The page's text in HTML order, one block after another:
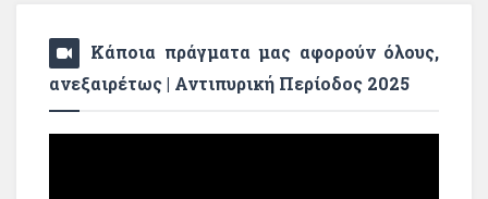
Κάποια πράγματα μας αφορούν όλους,
ανεξαιρέτως | Αντιπυρική Περίοδος 2025